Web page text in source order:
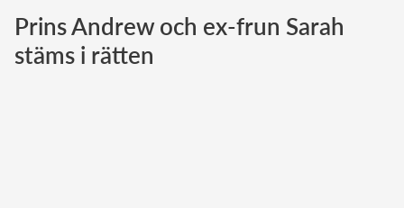
Norska kungahuset
Prins Andrew och ex-frun Sarah
stäms i rätten